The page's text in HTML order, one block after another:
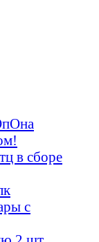
в сборе
с